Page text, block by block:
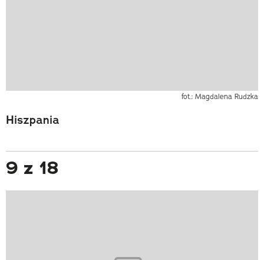
fot.: Magdalena Rudzka
Hiszpania
9 z 18